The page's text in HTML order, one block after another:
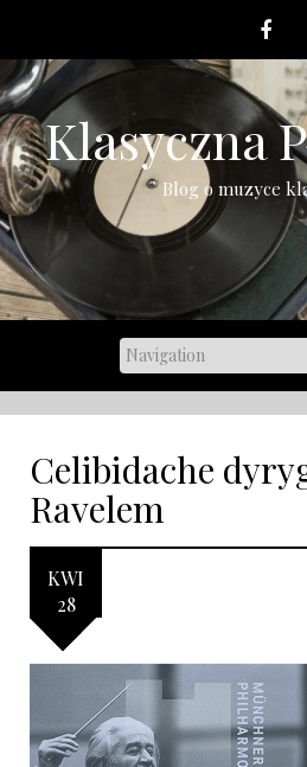
content
Klasyczna
Blog o muzyce
Celibidache
Ravelem
KWI
28